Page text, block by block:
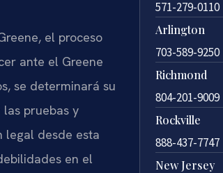
el proceso
ante el Greene
se determinará su
pruebas y
legal desde esta
en el
571-279-0110
Arlington
703-589-9250
Richmond
804-201-9009
Rockville
888-437-7747
New Jersey